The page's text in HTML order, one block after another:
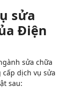
sửa
Điện
sửa chữa
dịch vụ sửa
sau: